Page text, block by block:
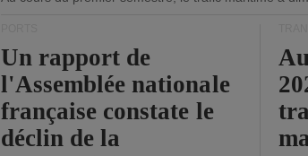
Un rapport de
l'Assemblée nationale
française constate le
déclin de la